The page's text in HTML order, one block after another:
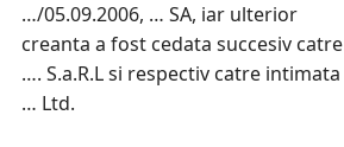
…/05.09.2006, … SA, iar ulterior
creanta a fost cedata succesiv catre
…. S.a.R.L si respectiv catre intimata
… Ltd.